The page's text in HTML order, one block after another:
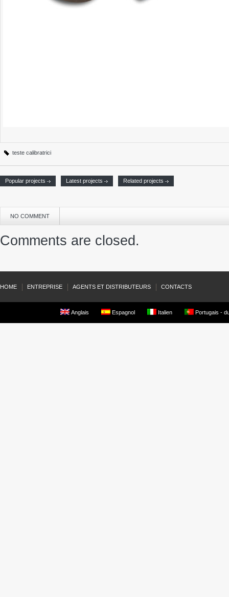
teste calibratrici
Popular projects Latest projects Related projects
NO COMMENT
Comments are closed.
HOME ENTREPRISE AGENTS ET DISTRIBUTEURS CONTACTS
Anglais Espagnol Italien Portugais -